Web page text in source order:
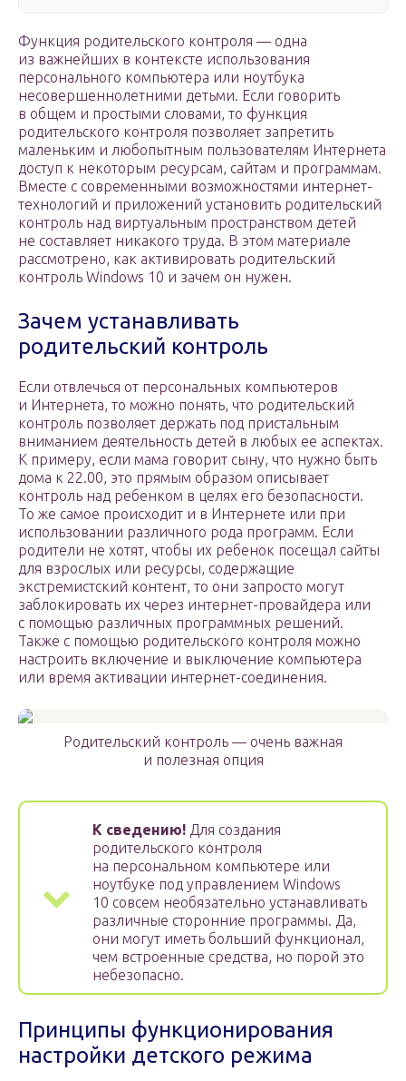
Функция родительского контроля — одна
из важнейших в контексте использования
персонального компьютера или ноутбука
несовершеннолетними детьми. Если говорить
в общем и простыми словами, то функция
родительского контроля позволяет запретить
маленьким и любопытным пользователям Интернета
доступ к некоторым ресурсам, сайтам и программам.
Вместе с современными возможностями интернет-
технологий и приложений установить родительский
контроль над виртуальным пространством детей
не составляет никакого труда. В этом материале
рассмотрено, как активировать родительский
контроль Windows 10 и зачем он нужен.
Зачем устанавливать
родительский контроль
Если отвлечься от персональных компьютеров
и Интернета, то можно понять, что родительский
контроль позволяет держать под пристальным
вниманием деятельность детей в любых ее аспектах.
К примеру, если мама говорит сыну, что нужно быть
дома к 22.00, это прямым образом описывает
контроль над ребенком в целях его безопасности.
То же самое происходит и в Интернете или при
использовании различного рода программ. Если
родители не хотят, чтобы их ребенок посещал сайты
для взрослых или ресурсы, содержащие
экстремистский контент, то они запросто могут
заблокировать их через интернет-провайдера или
с помощью различных программных решений.
Также с помощью родительского контроля можно
настроить включение и выключение компьютера
или время активации интернет-соединения.
Родительский контроль — очень важная
и полезная опция
К сведению! Для создания
родительского контроля
на персональном компьютере или
ноутбуке под управлением Windows
10 совсем необязательно устанавливать
различные сторонние программы. Да,
они могут иметь больший функционал,
чем встроенные средства, но порой это
небезопасно.
Принципы функционирования
настройки детского режима